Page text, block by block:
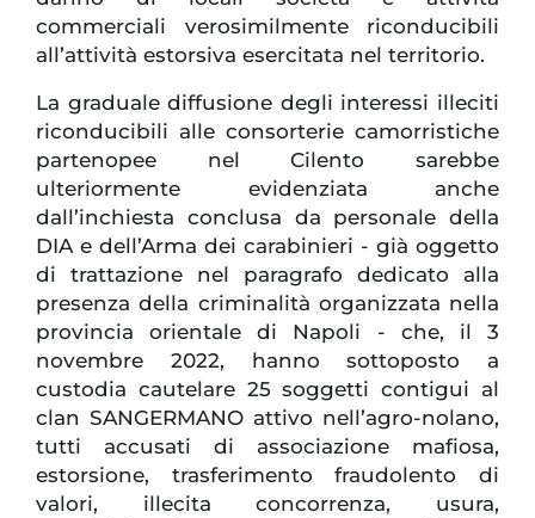
commerciali verosimilmente riconducibili
all’attività estorsiva esercitata nel territorio.
La graduale diffusione degli interessi illeciti
riconducibili alle consorterie camorristiche
partenopee nel Cilento sarebbe
ulteriormente evidenziata anche
dall’inchiesta conclusa da personale della
DIA e dell’Arma dei carabinieri - già oggetto
di trattazione nel paragrafo dedicato alla
presenza della criminalità organizzata nella
provincia orientale di Napoli - che, il 3
novembre 2022, hanno sottoposto a
custodia cautelare 25 soggetti contigui al
clan SANGERMANO attivo nell’agro-nolano,
tutti accusati di associazione mafiosa,
estorsione, trasferimento fraudolento di
valori, illecita concorrenza, usura,